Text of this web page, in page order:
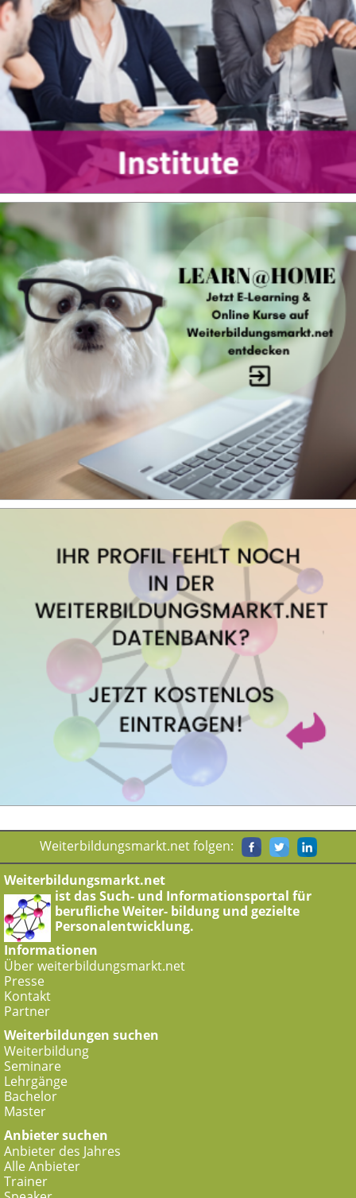
Weiterbildungsmarkt.net folgen:
Weiterbildungsmarkt.net
ist das Such- und Informationsportal für
berufliche Weiter- bildung und gezielte
Personalentwicklung.
Informationen
Über weiterbildungsmarkt.net
Presse
Kontakt
Partner
Weiterbildungen suchen
Weiterbildung
Seminare
Lehrgänge
Bachelor
Master
Anbieter suchen
Anbieter des Jahres
Alle Anbieter
Trainer